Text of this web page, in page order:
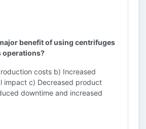
benefit of using centrifuges
operations?
costs b) Increased
impact c) Decreased product
downtime and increased